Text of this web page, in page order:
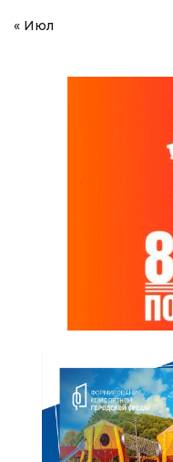
« Июл